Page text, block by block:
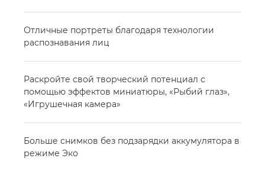
Отличные портреты благодаря технологии
распознавания лиц
Раскройте свой творческий потенциал с
помощью эффектов миниатюры, «Рыбий глаз»,
«Игрушечная камера»
Больше снимков без подзарядки аккумулятора в
режиме Эко